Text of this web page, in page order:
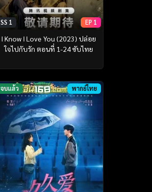
SS 1 EP 1
I Know I Love You (2023) ปล่อย
ใจไปกับรัก ตอนที่ 1-24 ซับไทย
จบแล้ว พากย์ไทย